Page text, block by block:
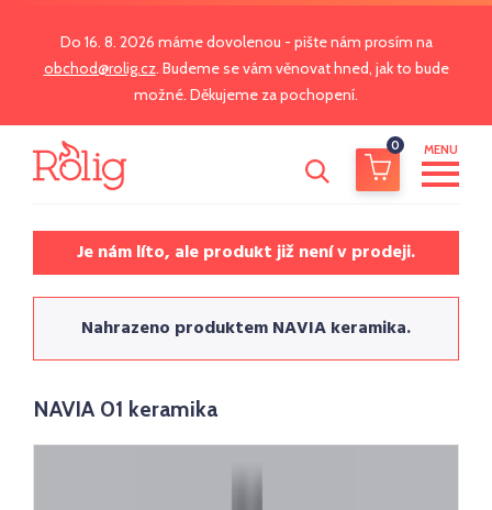
Do 16. 8. 2026 máme dovolenou - pište nám prosím na
obchod@rolig.cz. Budeme se vám věnovat hned, jak to bude
možné. Děkujeme za pochopení.
0 MENU
Je nám líto, ale produkt již není v prodeji.
Nahrazeno produktem NAVIA keramika.
NAVIA 01 keramika